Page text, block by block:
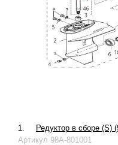
1.
Редуктор в сборе (S)
Артикул 98A-801001